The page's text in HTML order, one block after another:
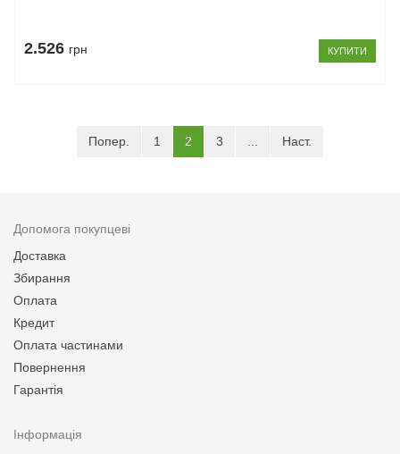
2.526 грн КУПИТИ
Попер. 1 2 (current)
3 Наст.
Допомога покупцеві
Доставка
Збирання
Оплата
Кредит
Оплата частинами
Повернення
Гарантія
Інформація